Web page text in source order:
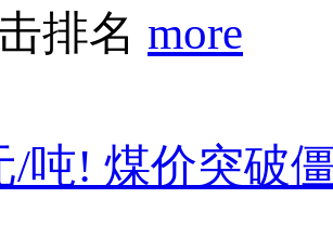
排名 more
/吨! 煤价突破